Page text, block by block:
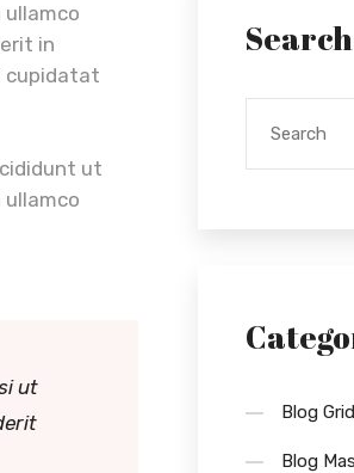
in
cupidatat
ut
ut
Search
Blog Grid
Blog